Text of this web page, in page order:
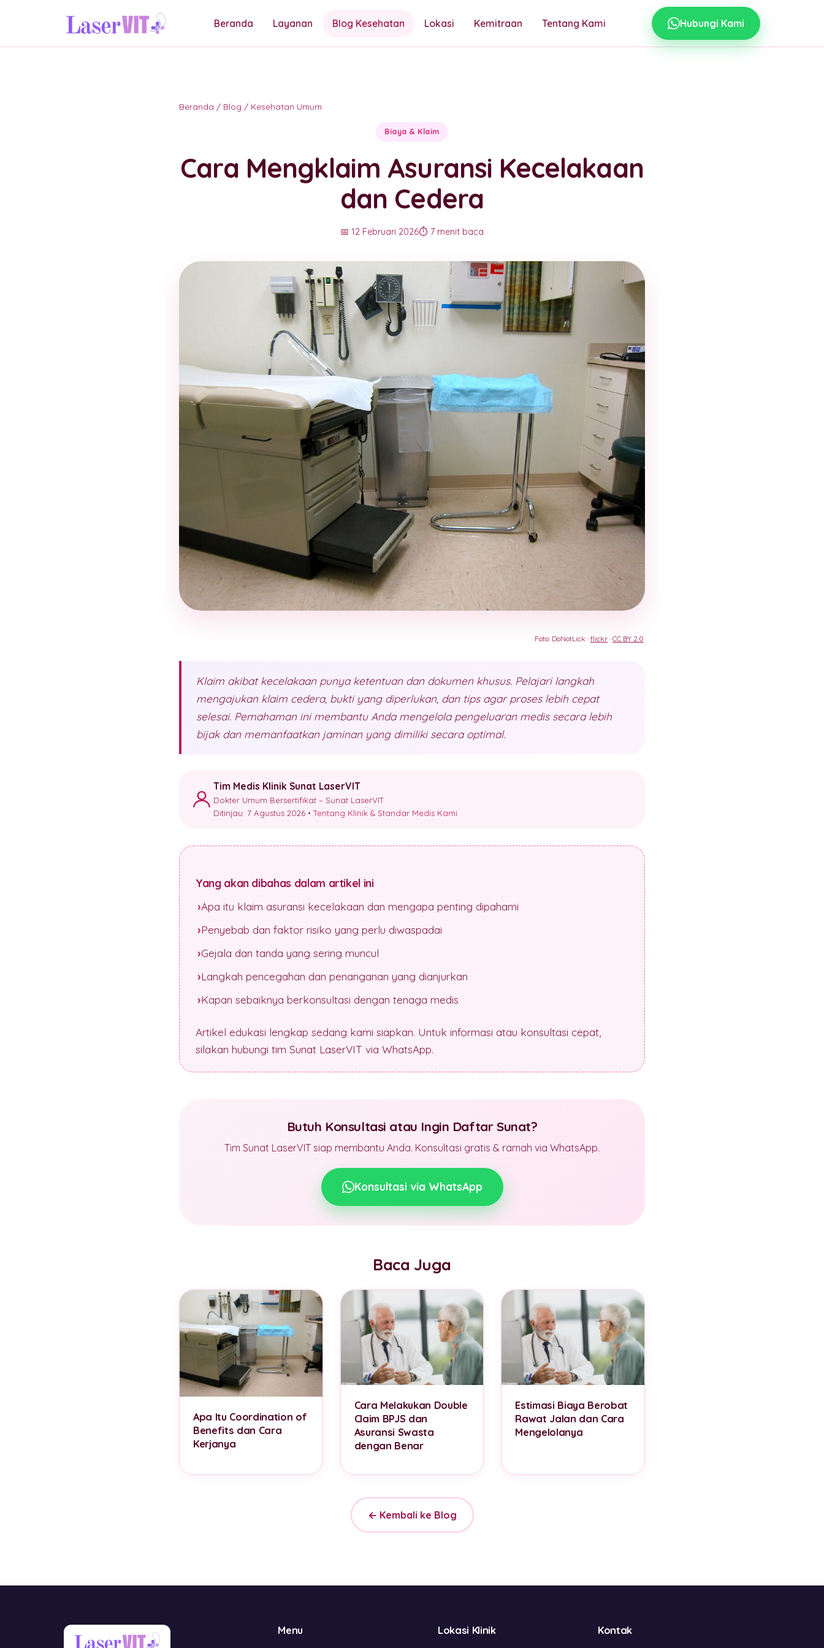
Beranda Layanan Blog Kesehatan Lokasi Kemitraan Tentang Kami Hubungi Kami
Beranda / Blog / Kesehatan Umum
Biaya & Klaim
Cara Mengklaim Asuransi Kecelakaan
dan Cedera
📅 12 Februari 2026⏱️ 7 menit baca
Foto: DoNotLick · flickr · CC BY 2.0
Klaim akibat kecelakaan punya ketentuan dan dokumen khusus. Pelajari langkah
mengajukan klaim cedera, bukti yang diperlukan, dan tips agar proses lebih cepat
selesai. Pemahaman ini membantu Anda mengelola pengeluaran medis secara lebih
bijak dan memanfaatkan jaminan yang dimiliki secara optimal.
Tim Medis Klinik Sunat LaserVIT
Dokter Umum Bersertifikat – Sunat LaserVIT
Ditinjau: 7 Agustus 2026 •Tentang Klinik & Standar Medis Kami
Yang akan dibahas dalam artikel ini
Apa itu klaim asuransi kecelakaan dan mengapa penting dipahami
Penyebab dan faktor risiko yang perlu diwaspadai
Gejala dan tanda yang sering muncul
Langkah pencegahan dan penanganan yang dianjurkan
Kapan sebaiknya berkonsultasi dengan tenaga medis
Artikel edukasi lengkap sedang kami siapkan. Untuk informasi atau konsultasi cepat,
silakan hubungi tim Sunat LaserVIT via WhatsApp.
Butuh Konsultasi atau Ingin Daftar Sunat?
Tim Sunat LaserVIT siap membantu Anda. Konsultasi gratis & ramah via WhatsApp.
Konsultasi via WhatsApp
Baca Juga
Apa Itu Coordination of
Benefits dan Cara
Kerjanya
Cara Melakukan Double
Claim BPJS dan
Asuransi Swasta
dengan Benar
Estimasi Biaya Berobat
Rawat Jalan dan Cara
Mengelolanya
← Kembali ke Blog
Menu Lokasi Klinik Kontak